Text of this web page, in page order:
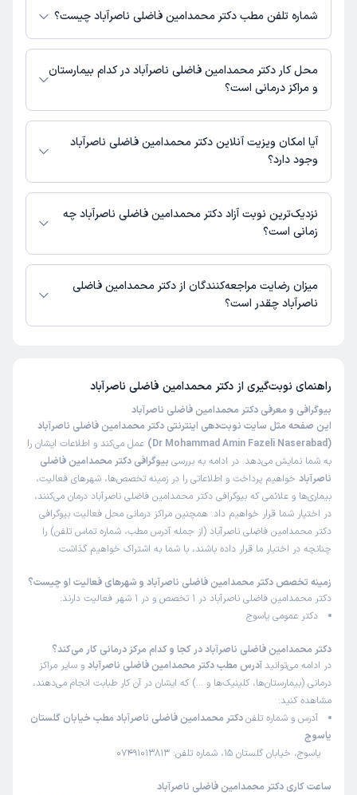
محمدامین فاضلی ناصرآباد به شرح زیر است.
شماره تلفن مطب دکتر محمدامین فاضلی ناصرآباد چیست؟
مطب خیابان گلستان : 07491013813
محل کار دکتر محمدامین فاضلی ناصرآباد در کدام بیمارستان
و مراکز درمانی است؟
اطلاعاتی درباره محل فعالیت دکتر محمدامین فاضلی ناصرآباد در مراکز درمانی در
دسترس نیست.
آیا امکان ویزیت آنلاین دکتر محمدامین فاضلی ناصرآباد
وجود دارد؟
در حال حاضر اطلاعاتی درباره ارائه ویزیت آنلاین توسط دکتر محمدامین فاضلی
ناصرآباد در دسترس نیست. برای دریافت اطلاعات دقیق‌تر، لطفاً با مطب تماس
بگیرید.
نزدیک‌ترین نوبت آزاد دکتر محمدامین فاضلی ناصرآباد چه
زمانی است؟
دکتر محمدامین فاضلی ناصرآباد از روز یکشنبه 18 مرداد 1405 بیمار جدید
می‌پذیرند.
میزان رضایت مراجعه‌کنندگان از دکتر محمدامین فاضلی
ناصرآباد چقدر است؟
راهنمای نوبت‌گیری از دکتر محمدامین فاضلی ناصرآباد
بیوگرافی و معرفی دکتر محمدامین فاضلی ناصرآباد
این صفحه مثل سایت نوبت‌دهی اینترنتی دکتر محمدامین فاضلی ناصرآباد
(Dr Mohammad Amin Fazeli Naserabad)
عمل می‌کند و اطلاعات ایشان را
به شما نمایش می‌دهد. در ادامه به بررسی بیوگرافی دکتر محمدامین فاضلی
ناصرآباد خواهیم پرداخت و اطلاعاتی را در زمینه تخصص‌ها، شهرهای فعالیت،
بیماری‌ها و علائمی که بیوگرافی دکتر محمدامین فاضلی ناصرآباد درمان می‌کنند،
در اختیار شما قرار خواهیم داد. همچنین مراکز درمانی محل فعالیت بیوگرافی
دکتر محمدامین فاضلی ناصرآباد (از جمله آدرس مطب، شماره تماس تلفن) را
چنانچه در اختیار ما قرار داده باشند، با شما به اشتراک خواهیم گذاشت.
زمینه تخصص دکتر محمدامین فاضلی ناصرآباد و شهرهای فعالیت او چیست؟
دکتر محمدامین فاضلی ناصرآباد در 1 تخصص و در 1 شهر فعالیت دارند:
دکتر عمومی یاسوج
دکتر محمدامین فاضلی ناصرآباد در کجا و کدام مرکز درمانی کار می‌کند؟
در ادامه می‌توانید آدرس مطب دکتر محمدامین فاضلی ناصرآباد و سایر مراکز
درمانی (بیمارستان‌ها، کلینیک‌ها و …) که ایشان در آن کار طبابت انجام می‌دهند،
مشاهده کنید:
آدرس و شماره تلفندکتر محمدامین فاضلی ناصرآباد مطب خیابان گلستان
یاسوج
یاسوج، خیابان گلستان 15، شماره تلفن: 07491013813
ساعت کاری دکتر محمدامین فاضلی ناصرآباد